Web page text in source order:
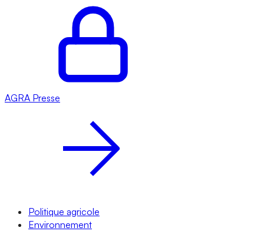
AGRA Presse
Politique agricole
Environnement